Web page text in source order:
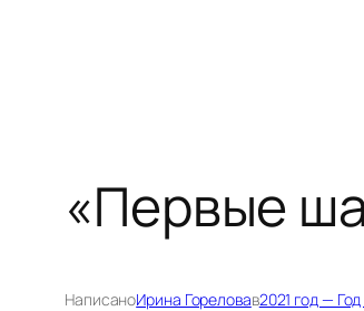
«Первые
НаписаноИрина Гореловав2021 год —